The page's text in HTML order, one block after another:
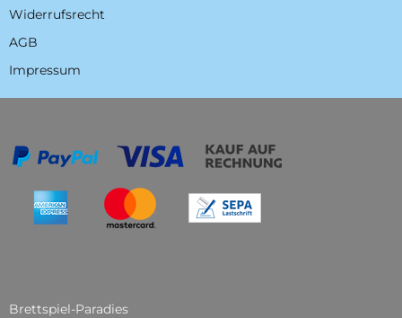
Widerrufsrecht
AGB
Impressum
Brettspiel-Paradies